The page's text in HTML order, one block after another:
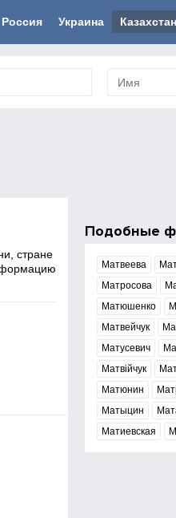
Россия Украина Казахстан
стране
Подобные
Матвеева
Матросова
Матюшенко
Матвейчук
Матусевич
Матвійчук
Матюнин
Матыцин
Матиевская